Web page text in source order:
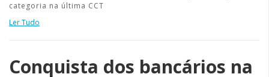
categoria na última CCT
Ler Tudo
Conquista dos bancários na